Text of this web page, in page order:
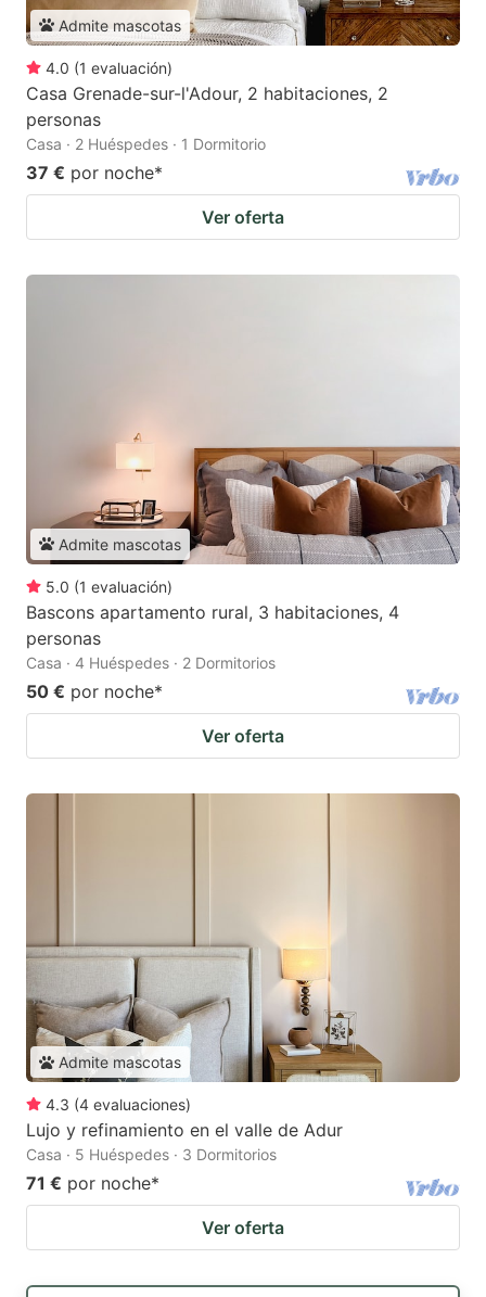
Admite mascotas
4.0 (1 evaluación)
Casa Grenade-sur-l'Adour, 2 habitaciones, 2
personas
Casa · 2 Huéspedes · 1 Dormitorio
37 € por noche*
Ver oferta
Admite mascotas
5.0 (1 evaluación)
Bascons apartamento rural, 3 habitaciones, 4
personas
Casa · 4 Huéspedes · 2 Dormitorios
50 € por noche*
Ver oferta
Admite mascotas
4.3 (4 evaluaciones)
Lujo y refinamiento en el valle de Adur
Casa · 5 Huéspedes · 3 Dormitorios
71 € por noche*
Ver oferta